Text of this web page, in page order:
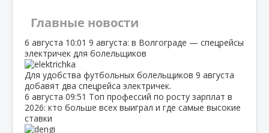
Главные новости
6 августа 10:01 9 августа: в Волгограде — спецрейсы
электричек для болельщиков
Для удобства футбольных болельщиков 9 августа
добавят два спецрейса электричек.
6 августа 09:51 Топ профессий по росту зарплат в
2026: кто больше всех выиграл и где самые высокие
ставки